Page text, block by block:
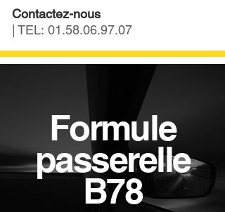
Contactez-nous
| TEL: 01.58.06.97.07
Formule
passerelle
B78